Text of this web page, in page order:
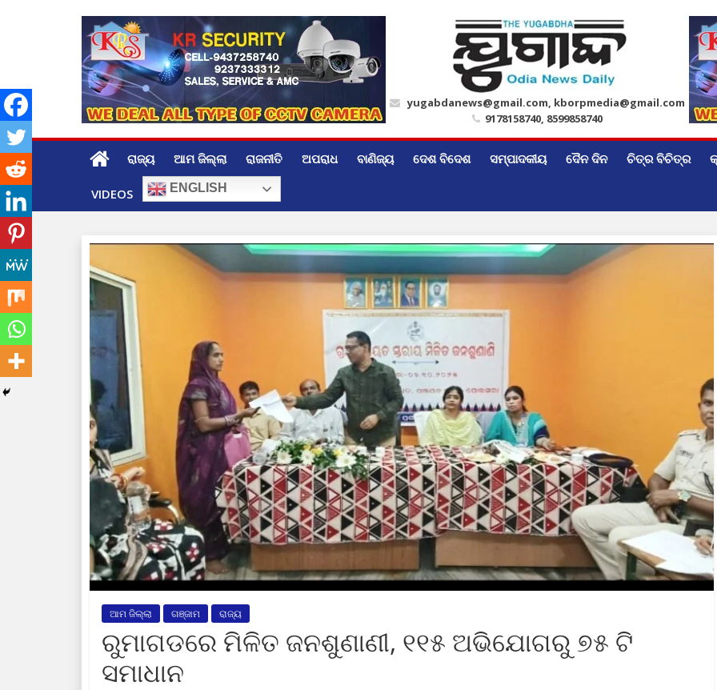
yugabdanews@gmail.com, kborpmedia@gmail.com
9178158740, 8599858740
ରାଜ୍ୟ ଆମ ଜିଲ୍ଲା ରାଜନୀତି ଅପରାଧ ବାଣିଜ୍ୟ ଦେଶ ବିଦେଶ ସମ୍ପାଦକୀୟ ଦୈନ ଦିନ ଚିତ୍ର ବିଚିତ୍ର
VIDEOS ENGLISH
ଆମ ଜିଲ୍ଲା ଗଞ୍ଜାମ ରାଜ୍ୟ
ରୁମାଗଡରେ ମିଳିତ ଜନଶୁଣାଣୀ, ୧୧୫ ଅଭିଯୋଗରୁ ୭୫ ଟି
ସମାଧାନ